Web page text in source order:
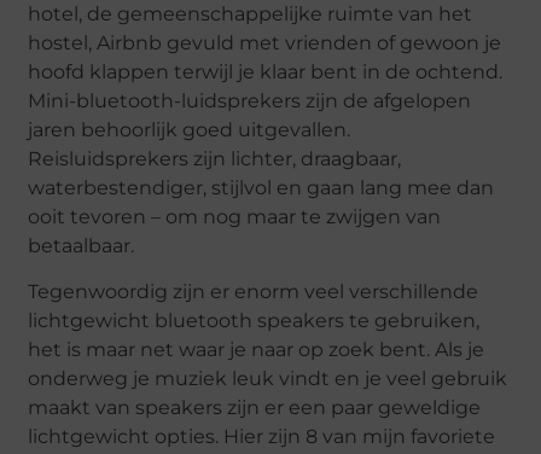
hotel, de gemeenschappelijke ruimte van het
hostel, Airbnb gevuld met vrienden of gewoon je
hoofd klappen terwijl je klaar bent in de ochtend.
Mini-bluetooth-luidsprekers zijn de afgelopen
jaren behoorlijk goed uitgevallen.
Reisluidsprekers zijn lichter, draagbaar,
waterbestendiger, stijlvol en gaan lang mee dan
ooit tevoren – om nog maar te zwijgen van
betaalbaar.
Tegenwoordig zijn er enorm veel verschillende
lichtgewicht bluetooth speakers te gebruiken,
het is maar net waar je naar op zoek bent. Als je
onderweg je muziek leuk vindt en je veel gebruik
maakt van speakers zijn er een paar geweldige
lichtgewicht opties. Hier zijn 8 van mijn favoriete